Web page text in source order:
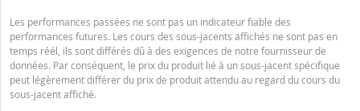
Les performances passées ne sont pas un indicateur fiable des
performances futures. Les cours des sous-jacents affichés ne sont pas en
temps réél, ils sont différés dû à des exigences de notre fournisseur de
données. Par conséquent, le prix du produit lié à un sous-jacent spécifique
peut légèrement différer du prix de produit attendu au regard du cours du
sous-jacent affiché.